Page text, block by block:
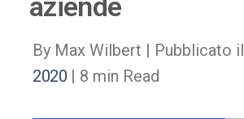
aziende
By Max Wilbert | Pubblicato il
2020 | 8 min Read